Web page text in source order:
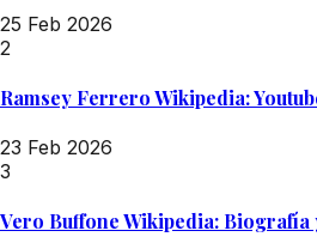
25 Feb 2026
2
Ramsey Ferrero Wikipedia:
23 Feb 2026
3
Vero Buffone Wikipedia: